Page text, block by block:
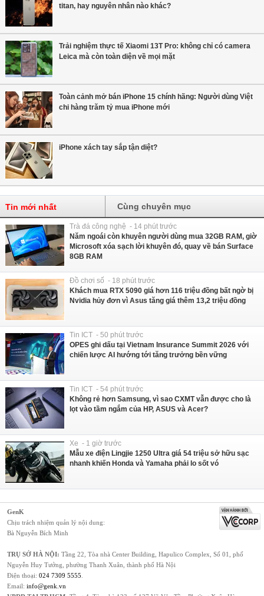
titan, hay nguyên nhân nào khác?
Trải nghiệm thực tế Xiaomi 13T Pro: không chỉ có camera
Leica mà còn toàn diện về mọi mặt
Toàn cảnh mở bán iPhone 15 chính hãng: Người dùng Việt
chi hàng trăm tỷ mua iPhone mới
iPhone xách tay sắp tận diệt?
Tin mới nhất Cùng chuyên mục
Trà đá công nghệ - 14 phút trước
Năm ngoái còn khuyên người dùng mua 32GB RAM, giờ
Microsoft xóa sạch lời khuyên đó, quay về bán Surface
8GB RAM
Đồ chơi số - 18 phút trước
Khách mua RTX 5090 giá hơn 116 triệu đồng bất ngờ bị
Nvidia hủy đơn vì Asus tăng giá thêm 13,2 triệu đồng
Tin ICT - 50 phút trước
OPES ghi dấu tại Vietnam Insurance Summit 2026 với
chiến lược AI hướng tới tăng trưởng bền vững
Tin ICT - 54 phút trước
Không rẻ hơn Samsung, vì sao CXMT vẫn được cho là
lọt vào tầm ngắm của HP, ASUS và Acer?
Xe - 1 giờ trước
Mẫu xe điện Lingjie 1250 Ultra giá 54 triệu sở hữu sạc
nhanh khiến Honda và Yamaha phải lo sốt vó
GenK
Chịu trách nhiệm quản lý nội dung:
Bà Nguyễn Bích Minh
TRỤ SỞ HÀ NỘI: Tầng 22, Tòa nhà Center Building, Hapulico Complex, Số 01, phố
Nguyễn Huy Tưởng, phường Thanh Xuân, thành phố Hà Nội
Điện thoại: 024 7309 5555
Email: info@genk.vn